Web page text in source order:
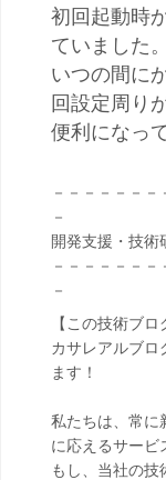
初回起動時
ていました。
いつの間に
回設定周り
便利になっ
－－－－－－
－
開発支援・技術
－－－－－－
－
【この技術ブ
カサレアルブロ
ます！
私たちは、常に
に応えるサービ
もし、当社の